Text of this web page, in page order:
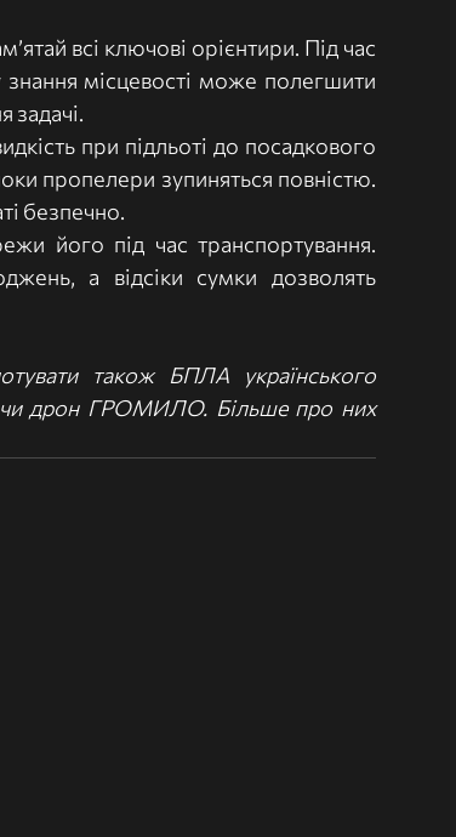
всі ключові орієнтири. Під час
знання місцевості може полегшити
задачі.
при підльоті до посадкового
пропелери зупиняться повністю.
безпечно.
його під час транспортування.
а відсіки сумки дозволять
також БПЛА українського
дрон ГРОМИЛО. Більше про них